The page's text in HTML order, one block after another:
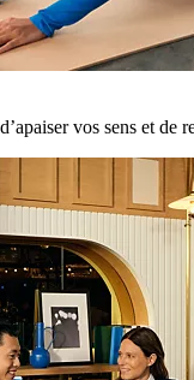
vos sens et de